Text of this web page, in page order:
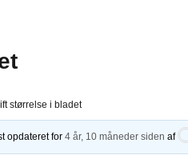
størrelse i bladet
opdateret for4 år, 10 måneder siden af